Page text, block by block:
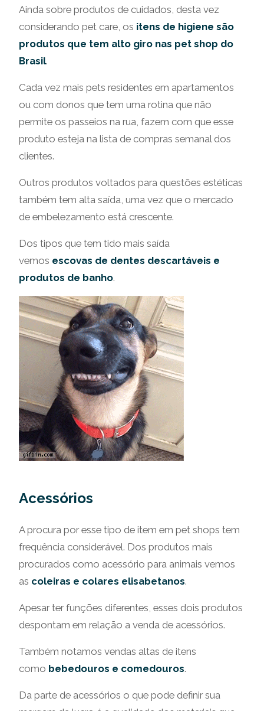
Ainda sobre produtos de cuidados, desta vez
considerando pet care, os itens de higiene são
produtos que tem alto giro nas pet shop do
Brasil.
Cada vez mais pets residentes em apartamentos
ou com donos que tem uma rotina que não
permite os passeios na rua, fazem com que esse
produto esteja na lista de compras semanal dos
clientes.
Outros produtos voltados para questões estéticas
também tem alta saída, uma vez que o mercado
de embelezamento está crescente.
Dos tipos que tem tido mais saída
vemos escovas de dentes descartáveis e
produtos de banho.
Acessórios
A procura por esse tipo de item em pet shops tem
frequência considerável. Dos produtos mais
procurados como acessório para animais vemos
as coleiras e colares elisabetanos.
Apesar ter funções diferentes, esses dois produtos
despontam em relação a venda de acessórios.
Também notamos vendas altas de itens
como bebedouros e comedouros.
Da parte de acessórios o que pode definir sua